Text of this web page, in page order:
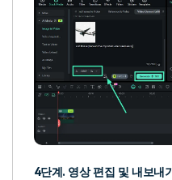
4단계. 영상 편집 및 내보내기